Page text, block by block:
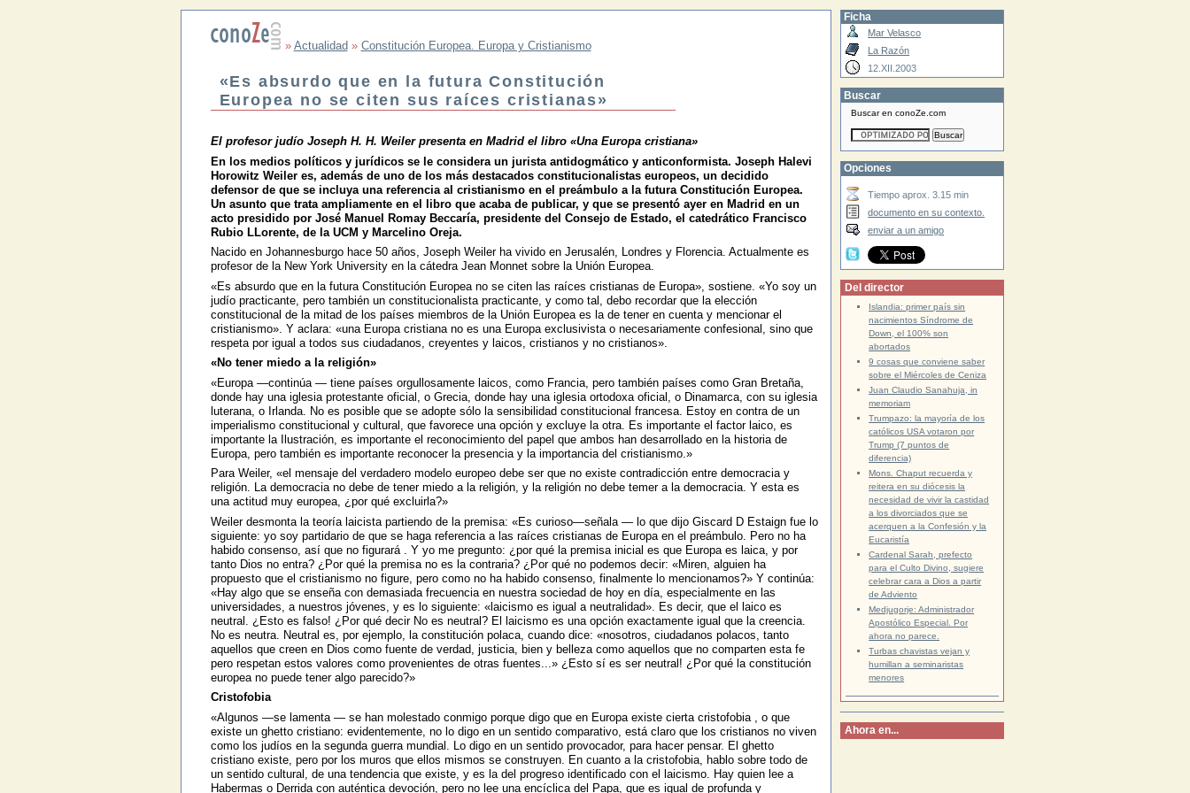
» Actualidad » Constitución Europea. Europa y Cristianismo
«Es absurdo que en la futura Constitución
Europea no se citen sus raíces cristianas»
El profesor judío Joseph H. H. Weiler presenta en Madrid el libro «Una Europa cristiana»
En los medios políticos y jurídicos se le considera un jurista antidogmático y anticonformista. Joseph Halevi
Horowitz Weiler es, además de uno de los más destacados constitucionalistas europeos, un decidido
defensor de que se incluya una referencia al cristianismo en el preámbulo a la futura Constitución Europea.
Un asunto que trata ampliamente en el libro que acaba de publicar, y que se presentó ayer en Madrid en un
acto presidido por José Manuel Romay Beccaría, presidente del Consejo de Estado, el catedrático Francisco
Rubio LLorente, de la UCM y Marcelino Oreja.
Nacido en Johannesburgo hace 50 años, Joseph Weiler ha vivido en Jerusalén, Londres y Florencia. Actualmente es
profesor de la New York University en la cátedra Jean Monnet sobre la Unión Europea.
«Es absurdo que en la futura Constitución Europea no se citen las raíces cristianas de Europa», sostiene. «Yo soy un
judío practicante, pero también un constitucionalista practicante, y como tal, debo recordar que la elección
constitucional de la mitad de los países miembros de la Unión Europea es la de tener en cuenta y mencionar el
cristianismo». Y aclara: «una Europa cristiana no es una Europa exclusivista o necesariamente confesional, sino que
respeta por igual a todos sus ciudadanos, creyentes y laicos, cristianos y no cristianos».
«No tener miedo a la religión»
«Europa —continúa — tiene países orgullosamente laicos, como Francia, pero también países como Gran Bretaña,
donde hay una iglesia protestante oficial, o Grecia, donde hay una iglesia ortodoxa oficial, o Dinamarca, con su iglesia
luterana, o Irlanda. No es posible que se adopte sólo la sensibilidad constitucional francesa. Estoy en contra de un
imperialismo constitucional y cultural, que favorece una opción y excluye la otra. Es importante el factor laico, es
importante la Ilustración, es importante el reconocimiento del papel que ambos han desarrollado en la historia de
Europa, pero también es importante reconocer la presencia y la importancia del cristianismo.»
Para Weiler, «el mensaje del verdadero modelo europeo debe ser que no existe contradicción entre democracia y
religión. La democracia no debe de tener miedo a la religión, y la religión no debe temer a la democracia. Y esta es
una actitud muy europea, ¿por qué excluirla?»
Weiler desmonta la teoría laicista partiendo de la premisa: «Es curioso—señala — lo que dijo Giscard D Estaign fue lo
siguiente: yo soy partidario de que se haga referencia a las raíces cristianas de Europa en el preámbulo. Pero no ha
habido consenso, así que no figurará . Y yo me pregunto: ¿por qué la premisa inicial es que Europa es laica, y por
tanto Dios no entra? ¿Por qué la premisa no es la contraria? ¿Por qué no podemos decir: «Miren, alguien ha
propuesto que el cristianismo no figure, pero como no ha habido consenso, finalmente lo mencionamos?» Y continúa:
«Hay algo que se enseña con demasiada frecuencia en nuestra sociedad de hoy en día, especialmente en las
universidades, a nuestros jóvenes, y es lo siguiente: «laicismo es igual a neutralidad». Es decir, que el laico es
neutral. ¿Esto es falso! ¿Por qué decir No es neutral? El laicismo es una opción exactamente igual que la creencia.
No es neutra. Neutral es, por ejemplo, la constitución polaca, cuando dice: «nosotros, ciudadanos polacos, tanto
aquellos que creen en Dios como fuente de verdad, justicia, bien y belleza como aquellos que no comparten esta fe
pero respetan estos valores como provenientes de otras fuentes...» ¿Esto sí es ser neutral! ¿Por qué la constitución
europea no puede tener algo parecido?»
Cristofobia
«Algunos —se lamenta — se han molestado conmigo porque digo que en Europa existe cierta cristofobia , o que
existe un ghetto cristiano: evidentemente, no lo digo en un sentido comparativo, está claro que los cristianos no viven
como los judíos en la segunda guerra mundial. Lo digo en un sentido provocador, para hacer pensar. El ghetto
cristiano existe, pero por los muros que ellos mismos se construyen. En cuanto a la cristofobia, hablo sobre todo de
un sentido cultural, de una tendencia que existe, y es la del progreso identificado con el laicismo. Hay quien lee a
Habermas o Derrida con auténtica devoción, pero no lee una encíclica del Papa, que es igual de profunda y
Ficha
Mar Velasco
La Razón
12.XII.2003
Buscar
Buscar en conoZe.com
Opciones
Tiempo aprox. 3.15 min
documento en su contexto.
enviar a un amigo
Del director
Islandia: primer país sin
nacimientos Síndrome de
Down, el 100% son
abortados
9 cosas que conviene saber
sobre el Miércoles de Ceniza
Juan Claudio Sanahuja, in
memoriam
Trumpazo: la mayoría de los
católicos USA votaron por
Trump (7 puntos de
diferencia)
Mons. Chaput recuerda y
reitera en su diócesis la
necesidad de vivir la castidad
a los divorciados que se
acerquen a la Confesión y la
Eucaristía
Cardenal Sarah, prefecto
para el Culto Divino, sugiere
celebrar cara a Dios a partir
de Adviento
Medjugorje: Administrador
Apostólico Especial. Por
ahora no parece.
Turbas chavistas vejan y
humillan a seminaristas
menores
Ahora en...